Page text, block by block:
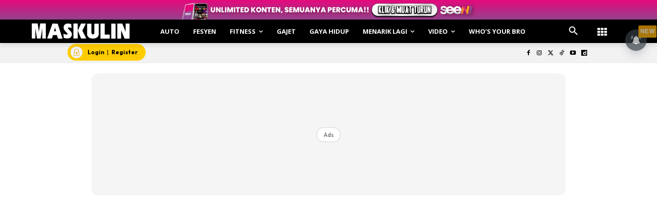
Sukan
AUTO FESYEN FITNESS GAJET GAYA HIDUP MENARIK LAGI VIDEO WHO’S YOUR BRO
Login | Register
Ads
NEW